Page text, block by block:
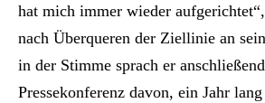
hat mich immer wieder
nach Überqueren der Ziellinie an
in der Stimme sprach er
Pressekonferenz davon, ein Jahr